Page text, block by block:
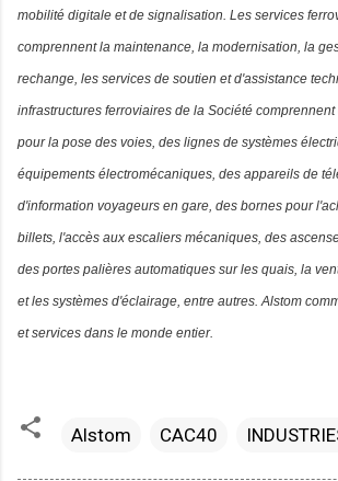
mobilité digitale et de signalisation. Les services
comprennent la maintenance, la modernisation, la
rechange, les services de soutien et d'assistance
infrastructures ferroviaires de la Société
pour la pose des voies, des lignes de systèmes
équipements électromécaniques, des appareils de
d'information voyageurs en gare, des bornes pour
billets, l'accès aux escaliers mécaniques, des
des portes palières automatiques sur les quais, la
et les systèmes d'éclairage, entre autres. Alstom
et services dans le monde entier.
Alstom CAC40